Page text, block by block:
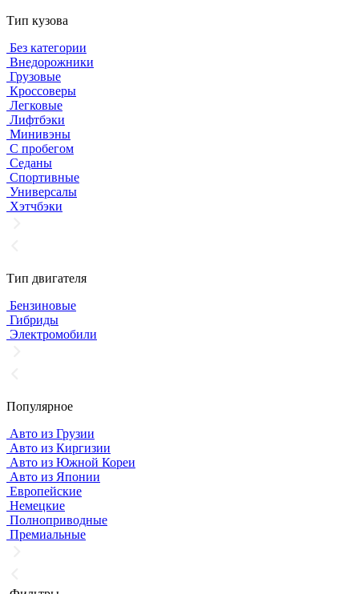
Тип кузова
Без категории
Внедорожники
Грузовые
Кроссоверы
Легковые
Лифтбэки
Минивэны
С пробегом
Седаны
Спортивные
Универсалы
Хэтчбэки
Тип двигателя
Бензиновые
Гибриды
Электромобили
Популярное
Авто из Грузии
Авто из Киргизии
Авто из Южной Кореи
Авто из Японии
Европейские
Немецкие
Полноприводные
Премиальные